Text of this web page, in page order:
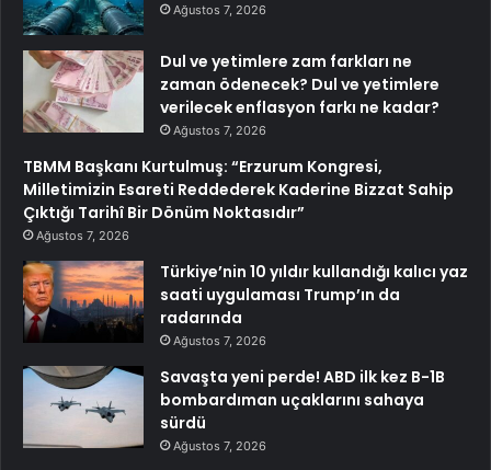
Ağustos 7, 2026
Dul ve yetimlere zam farkları ne
zaman ödenecek? Dul ve yetimlere
verilecek enflasyon farkı ne kadar?
Ağustos 7, 2026
TBMM Başkanı Kurtulmuş: “Erzurum Kongresi,
Milletimizin Esareti Reddederek Kaderine Bizzat Sahip
Çıktığı Tarihî Bir Dönüm Noktasıdır”
Ağustos 7, 2026
Türkiye’nin 10 yıldır kullandığı kalıcı yaz
saati uygulaması Trump’ın da
radarında
Ağustos 7, 2026
Savaşta yeni perde! ABD ilk kez B-1B
bombardıman uçaklarını sahaya
sürdü
Ağustos 7, 2026